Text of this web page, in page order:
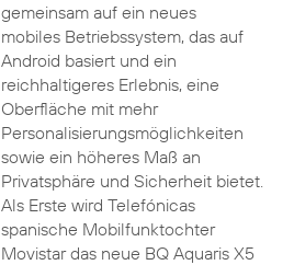
gemeinsam auf ein neues
mobiles Betriebssystem, das auf
Android basiert und ein
reichhaltigeres Erlebnis, eine
Oberfläche mit mehr
Personalisierungsmöglichkeiten
sowie ein höheres Maß an
Privatsphäre und Sicherheit bietet.
Als Erste wird Telefónicas
spanische Mobilfunktochter
Movistar das neue BQ Aquaris X5